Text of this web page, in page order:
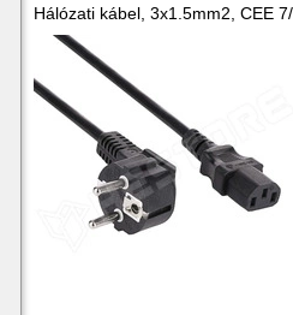
Hálózati kábel, 3x1.5mm2, CEE